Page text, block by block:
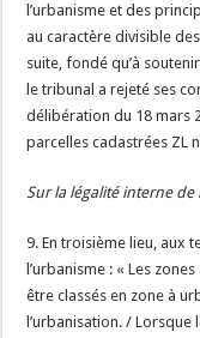
l’urbanisme et des
au caractère divisible
suite, fondé qu’à
le tribunal a rejeté ses
délibération du 18 mars
parcelles cadastrées ZL
Sur la légalité interne
9. En troisième lieu, aux
l’urbanisme : « Les
être classés en zone à
l’urbanisation. /